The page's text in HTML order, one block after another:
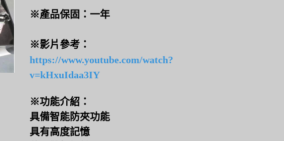
※產品保固：一年
※影片參考：
https://www.youtube.com/watch?
v=kHxuIdaa3IY
※功能介紹：
具備智能防夾功能
具有高度記憶